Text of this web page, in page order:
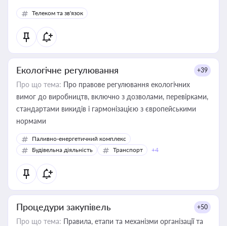
споживачів.
Телеком та зв'язок
Екологічне регулювання +39
Про що тема: Про правове регулювання екологічних
вимог до виробництв, включно з дозволами, перевірками,
стандартами викидів і гармонізацією з європейськими
нормами
Паливно-енергетичний комплекс
Будівельна діяльність
Транспорт +4
Процедури закупівель +50
Про що тема: Правила, етапи та механізми організації та